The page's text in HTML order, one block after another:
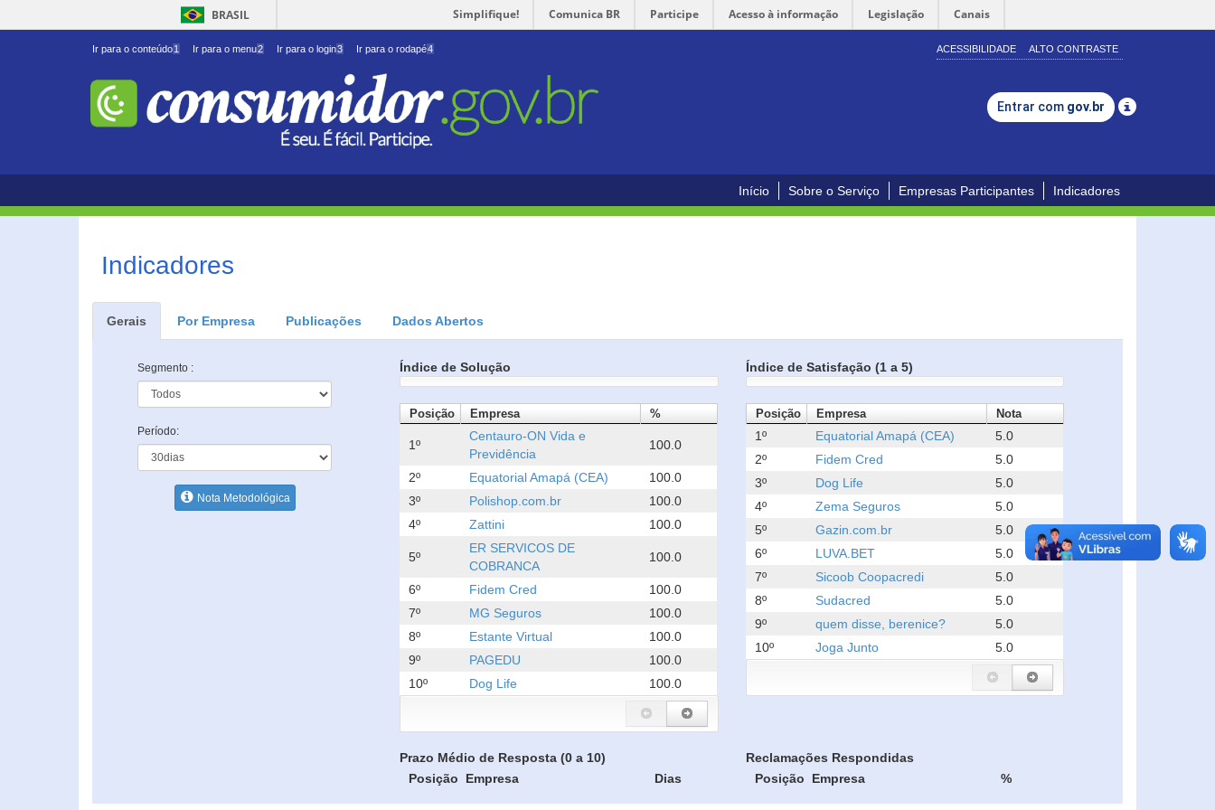
BRASIL Simplifique! Comunica BR Participe Acesso à informação Legislação Canais
Ir para o conteúdo1 Ir para o menu2 Ir para o login3 Ir para o rodapé4 ACESSIBILIDADE ALTO CONTRASTE
Entrar com gov.br
Início Sobre o Serviço Empresas Participantes Indicadores
Indicadores
Gerais Por Empresa Publicações Dados Abertos
Segmento :
Período:
Nota Metodológica
Índice de Solução
Posição Empresa %
1º
Centauro-ON Vida e
Previdência
100.0
2º Equatorial Amapá (CEA)
100.0
3º
Polishop.com.br
100.0
4º
Zattini 100.0
5º
ER SERVICOS DE
COBRANCA
100.0
6º Fidem Cred
100.0
7º
MG Seguros
100.0
8º
Estante Virtual
100.0
9º
PAGEDU
100.0
10º
Dog Life 100.0
Índice de Satisfação (1 a 5)
Posição Empresa Nota
1º Equatorial Amapá (CEA)
5.0
2º
Fidem Cred
5.0
3º
Dog Life
5.0
4º
Zema Seguros
5.0
5º
Gazin.com.br
5.0
6º
LUVA.BET
5.0
7º
Sicoob Coopacredi
5.0
8º
Sudacred
5.0
9º
quem disse, berenice?
5.0
10º
Joga Junto 5.0
Prazo Médio de Resposta (0 a 10)
Posição
Empresa Dias
Reclamações Respondidas
Posição
Empresa %